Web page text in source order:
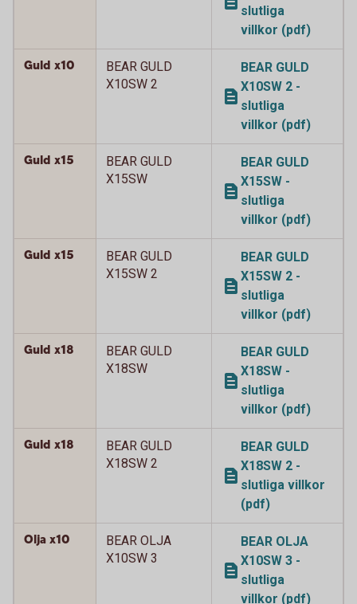
slutliga
villkor (pdf)
Guld x10
BEAR GULD
X10SW 2
BEAR GULD
X10SW 2 -
slutliga
villkor (pdf)
Guld x15
BEAR GULD
X15SW
BEAR GULD
X15SW -
slutliga
villkor (pdf)
Guld x15
BEAR GULD
X15SW 2
BEAR GULD
X15SW 2 -
slutliga
villkor (pdf)
Guld x18
BEAR GULD
X18SW
BEAR GULD
X18SW -
slutliga
villkor (pdf)
Guld x18
BEAR GULD
X18SW 2
BEAR GULD
X18SW 2 -
slutliga villkor
(pdf)
Olja x10
BEAR OLJA
X10SW 3
BEAR OLJA
X10SW 3 -
slutliga
villkor (pdf)